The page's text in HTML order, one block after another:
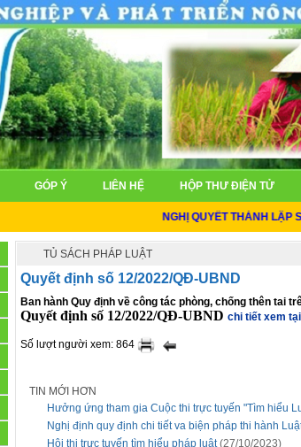
GÓP Ý LIÊN HỆ HỘP THƯ ĐIỆN TỬ
NGHỊ QUYẾT THÀNH LẬP SỞ
TỦ SÁCH PHÁP LUẬT
Quyết định số 12/2022/QĐ-UBND
Ban hành Quy định về công tác phòng, chống thên tai
Quyết định số 12/2022/QĐ-UBND chi tiết xem
Số lượt người xem: 864
TIN MỚI HƠN
Hưởng ứng tham gia Cuộc thi trực tuyến "Tìm hiểu
Nghị định quy định chi tiết va biện pháp thi hành
Hội thi trực tuyến tìm hiểu pháp luật(27/10/2023)